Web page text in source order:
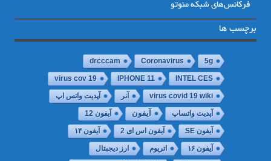
فرکانس‌های شبکه منوتو
برچسب ها
5g
Coronavirus
drcccam
INTEL CES
IPHONE 11
virus cov 19
virus covid 19 wiki آنر آپدیت واتس اپ
آپدیت واتساپ آیفون آیفون 12
آیفون SE آیفون اس ای 2 آیفون ۱۴
آیفون ۱۶ اتریوم ارز دیجبتال